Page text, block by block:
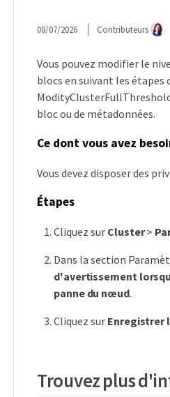
08/07/2026 Contributeurs
Vous pouvez modifier le
blocs en suivant les étapes
bloc ou de métadonnées.
Ce dont vous avez
Vous devez disposer des
Étapes
Cliquez sur Cluster>
Dans la section
d'avertissement
panne du nœud.
Cliquez sur Enregistrer
Trouvez plus